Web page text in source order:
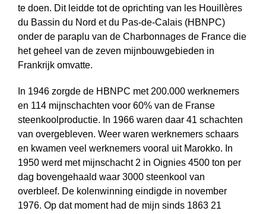
te doen. Dit leidde tot de oprichting van les Houillères
du Bassin du Nord et du Pas-de-Calais (HBNPC)
onder de paraplu van de Charbon­nages de France die
het geheel van de zeven mijnbouwgebieden in
Frankrijk omvatte.
In 1946 zorgde de HBNPC met 200.000 werknemers
en 114 mijnschachten voor 60% van de Franse
steenkoolproductie. In 1966 waren daar 41 schachten
van overgebleven. Weer waren werknemers schaars
en kwamen veel werknemers vooral uit Marokko. In
1950 werd met mijnschacht 2 in Oignies 4500 ton per
dag bovengehaald waar 3000 steenkool van
overbleef. De kolenwinning eindigde in november
1976. Op dat moment had de mijn sinds 1863 21